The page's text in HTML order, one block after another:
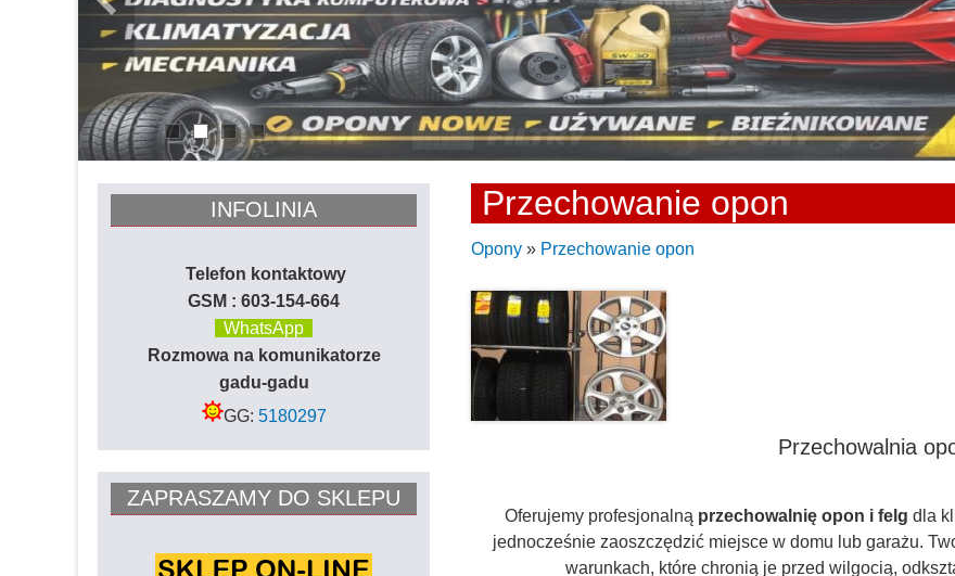
1 2 3 4
INFOLINIA
Telefon kontaktowy
GSM : 603-154-664
WhatsApp
Rozmowa na komunikatorze
gadu-gadu
GG: 5180297
ZAPRASZAMY DO SKLEPU
Przechowanie opon
Opony» Przechowanie opon
Przechowalnia
Oferujemy profesjonalną przechowalnię opon i felg dla
jednocześnie zaoszczędzić miejsce w domu lub garażu.
warunkach, które chronią je przed wilgocią,